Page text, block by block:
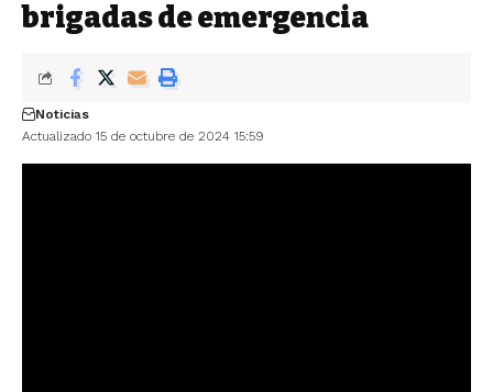
brigadas de emergencia
Actualizado 15 de octubre de 2024 15:59
Noticias